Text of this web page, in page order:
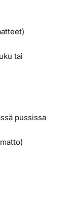
tai
pussissa